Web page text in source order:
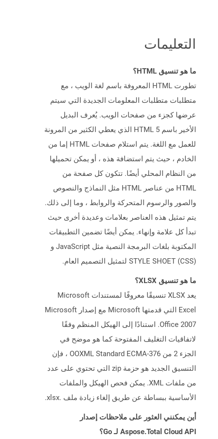
التعليمات
ما هو تنسيق HTML؟
تطورت HTML المعروفة باسم لغة الويب ، مع
متطلبات متطلبات المعلومات الجديدة التي سيتم
عرضها كجزء من صفحات الويب. يُعرف البديل
الأخير باسم HTML 5 الذي يعطي الكثير من المرونة
للعمل مع اللغة. يتم استلام صفحات HTML إما من
الخادم ، حيث يتم استضافة هذه ، أو يمكن تحميلها
من النظام المحلي أيضًا. تتكون كل صفحة من
HTML من عناصر HTML مثل النماذج والنصوص
والصور والرسوم المتحركة والروابط ، وما إلى ذلك.
يتم تمثيل هذه العناصر بعلامات وعديدة أخرى حيث
تبدأ كل علامة وإنهاء. يمكن أيضًا تضمين التطبيقات
المكتوبة بلغات البرمجة النصية مثل JavaScript و
STYLE SHOET (CSS) لتمثيل التصميم العام.
ما هو تنسيق XLSX؟
يعد XLSX تنسيقًا معروفًا لمستندات Microsoft
Excel التي قدمتها Microsoft مع إصدار Microsoft
Office 2007. استنادًا إلى الهيكل المنظم وفقًا
لاتفاقيات التغليف المفتوحة كما هو موضح في
الجزء 2 من OOXML Standard ECMA-376 ، فإن
التنسيق الجديد هو حزمة zip التي تحتوي على عدد
من ملفات XML. يمكن فحص الهيكل والملفات
الأساسية ببساطة عن طريق إلغاء زيادة ملف .xlsx.
أين يمكنني العثور على ملاحظات إصدار
Aspose.Total Cloud API لـ Go؟